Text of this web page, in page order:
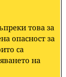
това за
опасност за
са
на